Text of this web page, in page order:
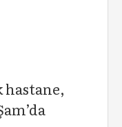
hastane,